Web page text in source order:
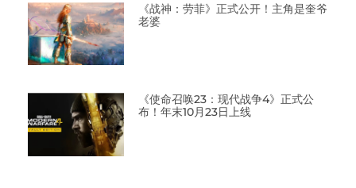
《战神：劳菲》正式公开！主角是奎爷
老婆
《使命召唤23：现代战争4》正式公
布！年末10月23日上线